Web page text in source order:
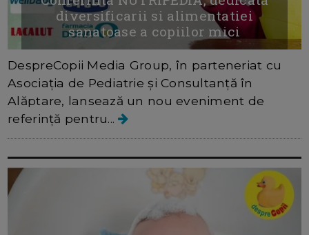
diversificarii si alimentatiei
sanatoase a copiilor mici
DespreCopii Media Group, în parteneriat cu
Asociația de Pediatrie și Consultanță în
Alăptare, lansează un nou eveniment de
referință pentru...